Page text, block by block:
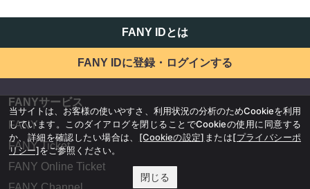
FANY IDとは
FANY IDに登録・ログインする
FANYサービス
FANY
FANY Ticket
FANY Online Ticket
当サイトは、お客様の使いやすさ、利用状況の分析のためCookieを利用
しています。このダイアログを閉じることでCookieの使用に同意する
か、詳細を確認したい場合は、 [Cookieの設定] または[プライバシーポ
リシー]をご参照ください。
閉じる